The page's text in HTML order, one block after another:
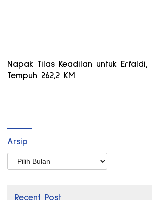
Napak Tilas Keadilan untuk Erfaldi,
Tempuh 262,2 KM
Arsip
Arsip
Recent Post